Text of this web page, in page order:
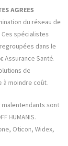
AGREES
du réseau de
spécialistes
dans le
Assurance Santé.
de
à moindre coût.
malentendants sont
HUMANIS.
Oticon, Widex,